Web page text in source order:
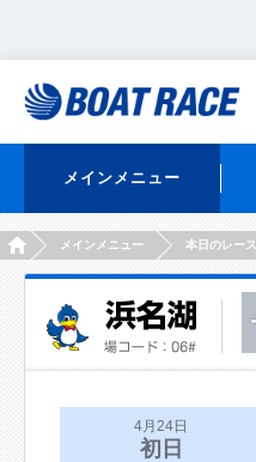
メインメニュー
HOMEメインメニュー 本日のレース
4月24日
初日